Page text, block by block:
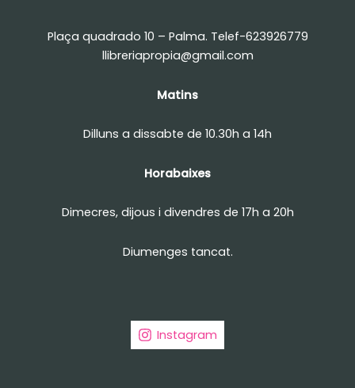
Plaça quadrado 10 – Palma. Telef-623926779
llibreriapropia@gmail.com
Matins
Dilluns a dissabte de 10.30h a 14h
Horabaixes
Dimecres, dijous i divendres de 17h a 20h
Diumenges tancat.
Instagram